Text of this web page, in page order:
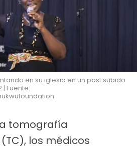
en su iglesia en un post subido
Fuente:
tomografía
los médicos